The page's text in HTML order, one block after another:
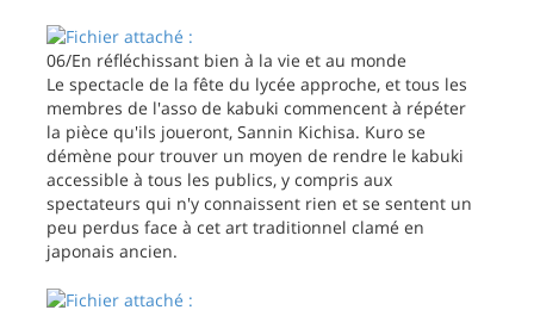
06/En réfléchissant bien à la vie et au monde
Le spectacle de la fête du lycée approche, et tous les
membres de l'asso de kabuki commencent à répéter
la pièce qu'ils joueront, Sannin Kichisa. Kuro se
démène pour trouver un moyen de rendre le kabuki
accessible à tous les publics, y compris aux
spectateurs qui n'y connaissent rien et se sentent un
peu perdus face à cet art traditionnel clamé en
japonais ancien.